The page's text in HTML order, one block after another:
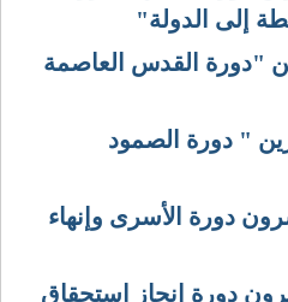
إلى الدولة"
"دورة القدس العاصمة
" دورة الصمود
دورة الأسرى وإنهاء
دورة إنجاز استحقاق